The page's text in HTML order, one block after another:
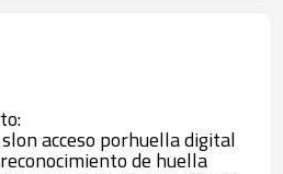
acceso porhuella digital
de huella